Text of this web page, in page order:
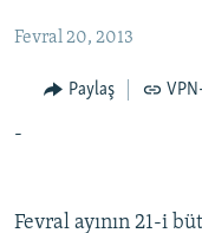
QANUNI DOĞRU
ARAŞDIRMA
FOTOQALEREYA
OXU ZALI
HAQQIMIZDA
Fevral 20, 2013
Paylaş
-
Fevral ayının 21-i